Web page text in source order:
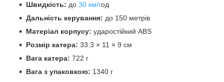
Швидкість: до 30 км/год
Дальність керування: до 150 метрів
Матеріал корпусу: ударостійкий ABS
Розмір катера: 33.3 × 11 × 9 см
Вага катера: 722 г
Вага з упаковкою: 1340 г